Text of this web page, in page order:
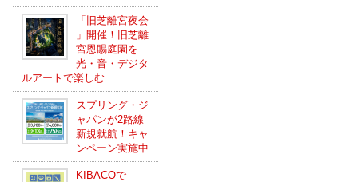
「旧芝離宮夜会
」開催！旧芝離
宮恩賜庭園を
光・音・デジタ
ルアートで楽しむ
スプリング・ジ
ャパンが2路線
新規就航！キャ
ンペーン実施中
KIBACOで